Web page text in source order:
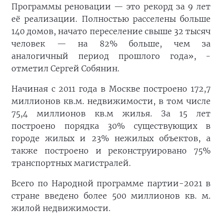
Программы реновации — это рекорд за 9 лет
её реализации. Полностью расселены больше
140 домов, начато переселение свыше 32 тысяч
человек — на 82% больше, чем за
аналогичный период прошлого года», -
отметил Сергей Собянин.
Начиная с 2011 года в Москве построено 172,7
миллионов кв.м. недвижимости, в том числе
75,4 миллионов кв.м жилья. За 15 лет
построено порядка 30% существующих в
городе жилых и 23% нежилых объектов, а
также построено и реконструировано 75%
транспортных магистралей.
Всего по Народной программе партии-2021 в
стране введено более 500 миллионов кв. м.
жилой недвижимости.